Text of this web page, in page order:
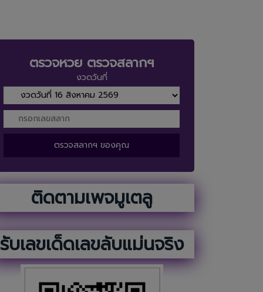
ตรวจหวย ตรวจสลากฯ
งวดวันที่
ตรวจสลากฯ ของคุณ
ติดตามเพจมูเตลู
รับเลขเด็ดเลขลับแม่นจริง